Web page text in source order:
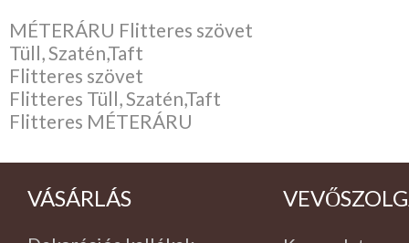
MÉTERÁRU Flitteres szövet
Tüll, Szatén,Taft
Flitteres szövet
Flitteres Tüll, Szatén,Taft
Flitteres MÉTERÁRU
VÁSÁRLÁS